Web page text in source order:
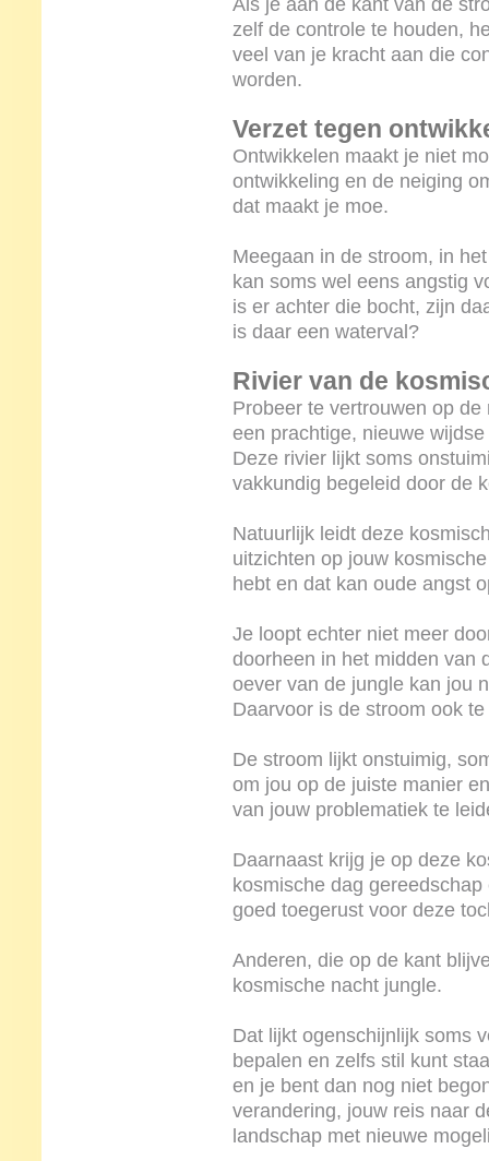
Als je aan de kant van de
zelf de controle te houden,
veel van je kracht aan die
worden.
Verzet tegen
Ontwikkelen maakt je niet
ontwikkeling en de neiging
dat maakt je moe.
Meegaan in de stroom, in
kan soms wel eens angstig
is er achter die bocht, zijn
is daar een waterval?
Rivier van de
Probeer te vertrouwen op
een prachtige, nieuwe
Deze rivier lijkt soms
vakkundig begeleid door de
Natuurlijk leidt deze
uitzichten op jouw
hebt en dat kan oude angst
Je loopt echter niet meer
doorheen in het midden van
oever van de jungle kan jou
Daarvoor is de stroom ook te
De stroom lijkt onstuimig,
om jou op de juiste manier
van jouw problematiek te
Daarnaast krijg je op deze
kosmische dag
goed toegerust voor deze
Anderen, die op de kant
kosmische nacht jungle.
Dat lijkt ogenschijnlijk soms
bepalen en zelfs stil kunt
en je bent dan nog niet
verandering, jouw reis naar
landschap met nieuwe